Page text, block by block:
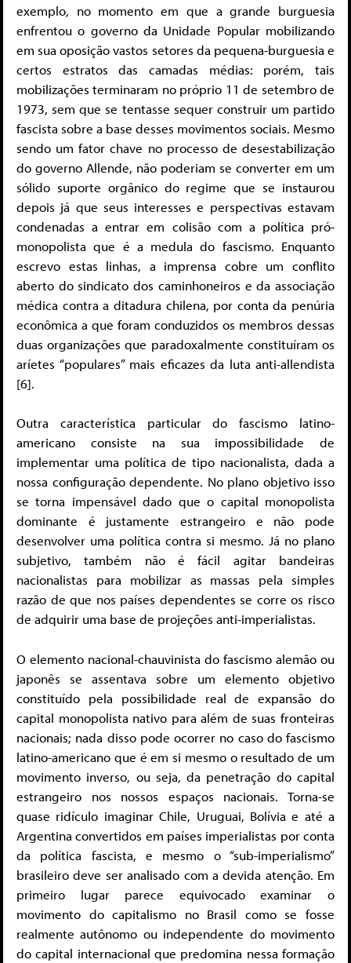
exemplo, no momento em que a grande burguesia
enfrentou o governo da Unidade Popular mobilizando
em sua oposição vastos setores da pequena-burguesia e
certos estratos das camadas médias: porém, tais
mobilizações terminaram no próprio 11 de setembro de
1973, sem que se tentasse sequer construir um partido
fascista sobre a base desses movimentos sociais. Mesmo
sendo um fator chave no processo de desestabilização
do governo Allende, não poderiam se converter em um
sólido suporte orgânico do regime que se instaurou
depois já que seus interesses e perspectivas estavam
condenadas a entrar em colisão com a política pró-
monopolista que é a medula do fascismo. Enquanto
escrevo estas linhas, a imprensa cobre um conflito
aberto do sindicato dos caminhoneiros e da associação
médica contra a ditadura chilena, por conta da penúria
econômica a que foram conduzidos os membros dessas
duas organizações que paradoxalmente constituíram os
aríetes “populares” mais eficazes da luta anti-allendista
[6].
Outra característica particular do fascismo latino-
americano consiste na sua impossibilidade de
implementar uma política de tipo nacionalista, dada a
nossa configuração dependente. No plano objetivo isso
se torna impensável dado que o capital monopolista
dominante é justamente estrangeiro e não pode
desenvolver uma política contra si mesmo. Já no plano
subjetivo, também não é fácil agitar bandeiras
nacionalistas para mobilizar as massas pela simples
razão de que nos países dependentes se corre os risco
de adquirir uma base de projeções anti-imperialistas.
O elemento nacional-chauvinista do fascismo alemão ou
japonês se assentava sobre um elemento objetivo
constituído pela possibilidade real de expansão do
capital monopolista nativo para além de suas fronteiras
nacionais; nada disso pode ocorrer no caso do fascismo
latino-americano que é em si mesmo o resultado de um
movimento inverso, ou seja, da penetração do capital
estrangeiro nos nossos espaços nacionais. Torna-se
quase ridículo imaginar Chile, Uruguai, Bolívia e até a
Argentina convertidos em países imperialistas por conta
da política fascista, e mesmo o “sub-imperialismo”
brasileiro deve ser analisado com a devida atenção. Em
primeiro lugar parece equivocado examinar o
movimento do capitalismo no Brasil como se fosse
realmente autônomo ou independente do movimento
do capital internacional que predomina nessa formação